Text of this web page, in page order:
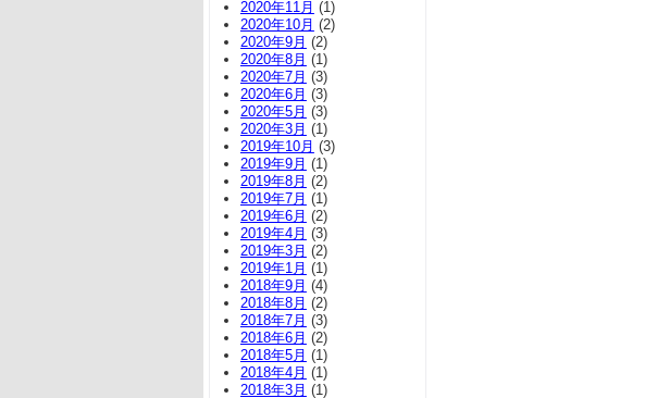
2020年11月 (1)
2020年10月 (2)
2020年9月 (2)
2020年8月 (1)
2020年7月 (3)
2020年6月 (3)
2020年5月 (3)
2020年3月 (1)
2019年10月 (3)
2019年9月 (1)
2019年8月 (2)
2019年7月 (1)
2019年6月 (2)
2019年4月 (3)
2019年3月 (2)
2019年1月 (1)
2018年9月 (4)
2018年8月 (2)
2018年7月 (3)
2018年6月 (2)
2018年5月 (1)
2018年4月 (1)
2018年3月 (1)